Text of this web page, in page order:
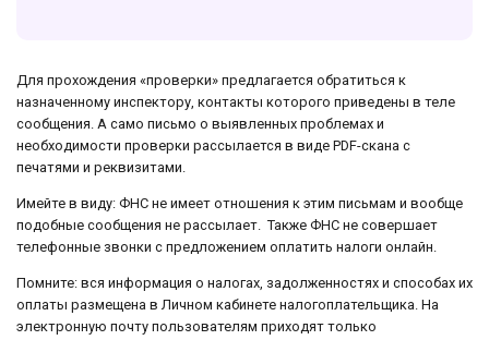
Для прохождения «проверки» предлагается обратиться к
назначенному инспектору, контакты которого приведены в теле
сообщения. А само письмо о выявленных проблемах и
необходимости проверки рассылается в виде PDF-скана с
печатями и реквизитами.
Имейте в виду: ФНС не имеет отношения к этим письмам и вообще
подобные сообщения не рассылает. Также ФНС не совершает
телефонные звонки с предложением оплатить налоги онлайн.
Помните: вся информация о налогах, задолженностях и способах их
оплаты размещена в Личном кабинете налогоплательщика. На
электронную почту пользователям приходят только